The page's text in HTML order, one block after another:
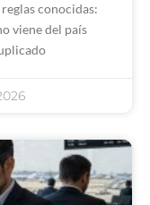
conocidas:
viene del país